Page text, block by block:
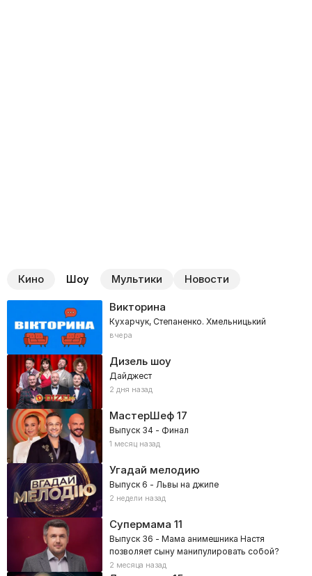
Кино Шоу Мультики Новости
Викторина
Кухарчук, Степаненко. Хмельницький
вчера
Дизель шоу
Дайджест
2 дня назад
МастерШеф17
Выпуск 34 - Финал
1 месяц назад
Угадай мелодию
Выпуск 6 - Львы на джипе
2 недели назад
Супермама 11
Выпуск 36 - Мама анимешника Настя
позволяет сыну манипулировать собой?
2 месяца назад